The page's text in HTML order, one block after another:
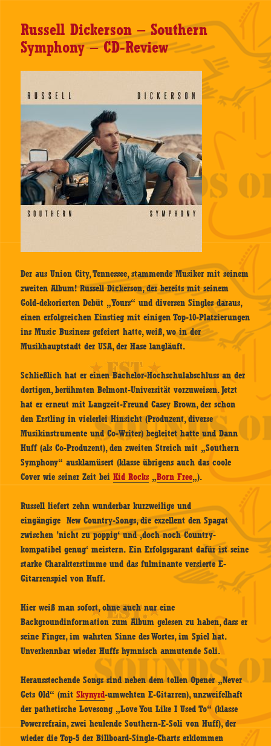
Russell Dickerson – Southern
Symphony – CD-Review
Der aus Union City, Tennessee, stammende Musiker mit seinem
zweiten Album! Russell Dickerson, der bereits mit seinem
Gold-dekorierten Debüt „Yours“ und diversen Singles daraus,
einen erfolgreichen Einstieg mit einigen Top-10-Platzierungen
ins Music Business gefeiert hatte, weiß, wo in der
Musikhauptstadt der USA, der Hase langläuft.
Schließlich hat er einen Bachelor-Hochschulabschluss an der
dortigen, berühmten Belmont-Universität vorzuweisen. Jetzt
hat er erneut mit Langzeit-Freund Casey Brown, der schon
den Erstling in vielerlei Hinsicht (Produzent, diverse
Musikinstrumente und Co-Writer) begleitet hatte und Dann
Huff (als Co-Produzent), den zweiten Streich mit „Southern
Symphony“ ausklamüsert (klasse übrigens auch das coole
Cover wie seiner Zeit beiKid Rocks „Born Free„).
Russell liefert zehn wunderbar kurzweilige und
eingängige New Country-Songs, die exzellent den Spagat
zwischen ’nicht zu poppig‘ und ‚doch noch Country-
kompatibel genug‘ meistern. Ein Erfolgsgarant dafür ist seine
starke Charakterstimme und das fulminante versierte E-
Gitarrenspiel von Huff.
Hier weiß man sofort, ohne auch nur eine
Backgroundinformation zum Album gelesen zu haben, dass er
seine Finger, im wahrten Sinne des Wortes, im Spiel hat.
Unverkennbar wieder Huffs hymnisch anmutende Soli.
Herausstechende Songs sind neben dem tollen Opener „Never
Gets Old“ (mitSkynyrd-umwehten E-Gitarren), unzweifelhaft
der pathetische Lovesong „Love You Like I Used To“ (klasse
Powerrefrain, zwei heulende Southern-E-Soli von Huff), der
wieder die Top-5 der Billboard-Single-Charts erklommen